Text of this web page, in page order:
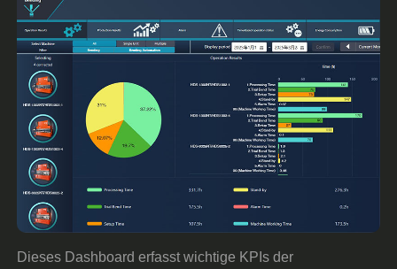
Dieses Dashboard erfasst wichtige KPIs der